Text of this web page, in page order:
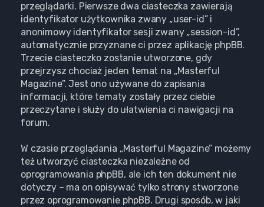
przeglądarki. Pierwsze dwa ciasteczka zawierają
identyfikator użytkownika zwany „user-id” i
anonimowy identyfikator sesji zwany „session-id”,
automatycznie przyznane ci przez aplikację phpBB.
Trzecie ciasteczko zostanie utworzone, gdy
przejrzysz chociaż jeden temat na „Masterful
Magazine”. Jest ono używane do zapisania
informacji, które tematy zostały przez ciebie
przeczytane i służy do ułatwienia ci nawigacji na
forum.
W czasie przeglądania „Masterful Magazine” możemy
też utworzyć ciasteczka niezależne od
oprogramowania phpBB, ale ich ten dokument nie
dotyczy – ma on opisywać tylko strony stworzone
przez oprogramowanie phpBB. Drugi sposób, w jaki